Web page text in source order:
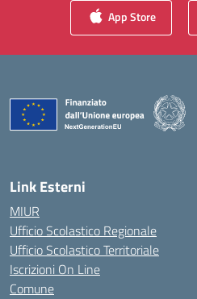
App Store
Link Esterni
MIUR
Ufficio Scolastico Regionale
Ufficio Scolastico Territoriale
Iscrizioni On Line
Comune